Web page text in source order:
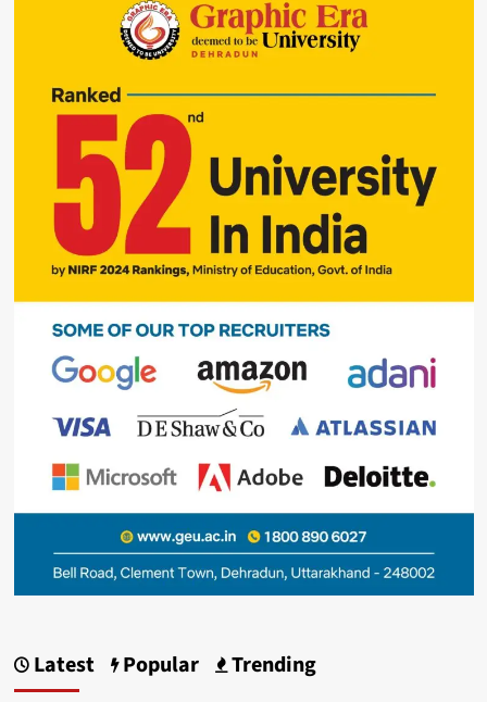
Latest Popular Trending